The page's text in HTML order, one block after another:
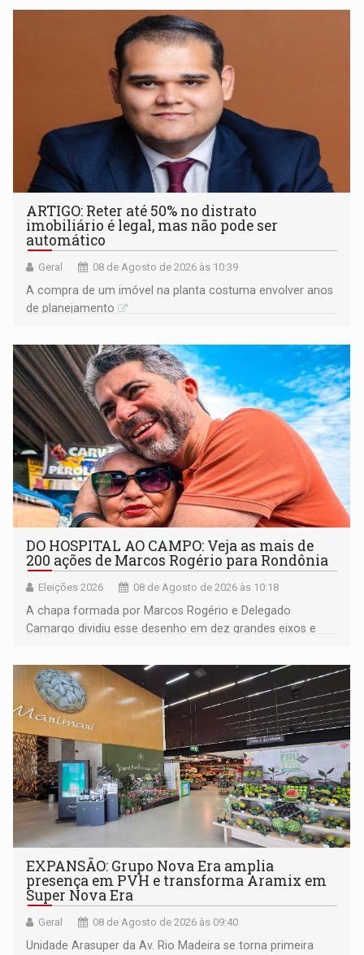
ARTIGO: Reter até 50% no distrato
imobiliário é legal, mas não pode ser
automático
Geral 08 de Agosto de 2026 às 10:39
A compra de um imóvel na planta costuma envolver anos
de planejamento
DO HOSPITAL AO CAMPO: Veja as mais de
200 ações de Marcos Rogério para Rondônia
Eleições 2026 08 de Agosto de 2026 às 10:18
A chapa formada por Marcos Rogério e Delegado
Camargo dividiu esse desenho em dez grandes eixos e
EXPANSÃO: Grupo Nova Era amplia
presença em PVH e transforma Aramix em
Super Nova Era
Geral 08 de Agosto de 2026 às 09:40
Unidade Arasuper da Av. Rio Madeira se torna primeira